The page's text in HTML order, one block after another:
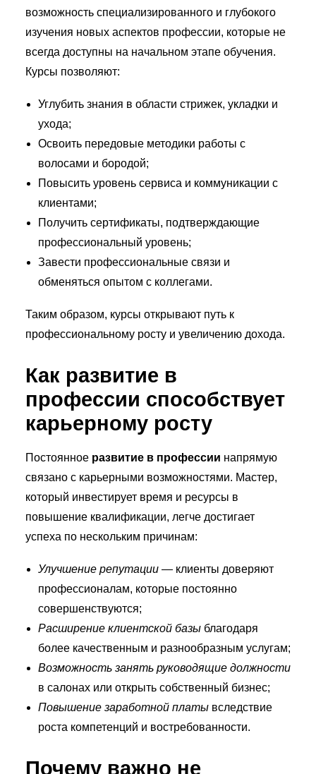
возможность специализированного и глубокого
изучения новых аспектов профессии, которые не
всегда доступны на начальном этапе обучения.
Курсы позволяют:
Углубить знания в области стрижек, укладки и
ухода;
Освоить передовые методики работы с
волосами и бородой;
Повысить уровень сервиса и коммуникации с
клиентами;
Получить сертификаты, подтверждающие
профессиональный уровень;
Завести профессиональные связи и
обменяться опытом с коллегами.
Таким образом, курсы открывают путь к
профессиональному росту и увеличению дохода.
Как развитие в
профессии способствует
карьерному росту
Постоянное развитие в профессии напрямую
связано с карьерными возможностями. Мастер,
который инвестирует время и ресурсы в
повышение квалификации, легче достигает
успеха по нескольким причинам:
Улучшение репутации — клиенты доверяют
профессионалам, которые постоянно
совершенствуются;
Расширение клиентской базы благодаря
более качественным и разнообразным услугам;
Возможность занять руководящие должности
в салонах или открыть собственный бизнес;
Повышение заработной платы вследствие
роста компетенций и востребованности.
Почему важно не